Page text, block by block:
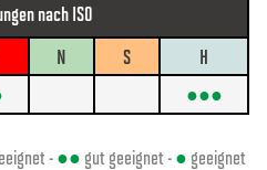
nach ISO
N S
H
●●●
-●● gut geeignet -● geeignet